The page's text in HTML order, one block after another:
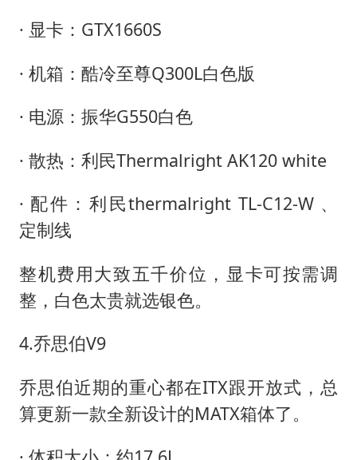
· 显卡：GTX1660S
· 机箱：酷冷至尊Q300L白色版
· 电源：振华G550白色
· 散热：利民Thermalright AK120 white
· 配件：利民thermalright TL-C12-W 、
定制线
整机费用大致五千价位，显卡可按需调
整，白色太贵就选银色。
4.乔思伯V9
乔思伯近期的重心都在ITX跟开放式，总
算更新一款全新设计的MATX箱体了。